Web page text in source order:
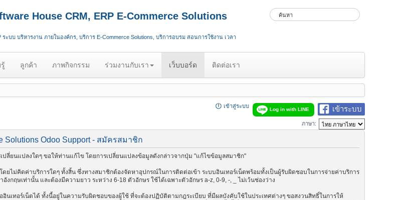
House CRM, ERP E-Commerce Solutions
ะบบ บริหารงาน ภายในองค์กร, บริการ E-Commerce Solutions, บริการอบรม สอนการใช้งาน เวลา
ลูกค้า ภาพกิจกรรม ร่วมงานกับเรา เว็บบอร์ด ติดต่อเรา
เข้าระบบ
Log in with LINE
เข้าสู่ระบบ
ภาษา:
Solutions Odoo Support - สมัครสมาชิก
ลี่ยนแปลงใดๆ ขอให้ท่านแก้ไข โดยการเปลี่ยนแปลงข้อมูลดังกล่าวจากปุ่ม "แก้ไขข้อมูลสมาชิก"
ยไม่คิดค่าบริการใดๆ ทั้งสิ้น ซึ่งทางสมาชิกต้องจัดหาอุปกรณ์ในการติดต่อเข้า ระบบอินเทอร์เน็ตพร้อมทั้งเป็นผู้รับผิดชอบในการจ่ายค่าบริการ
กฤษเท่านั้น และต้องมีความยาว ระหว่าง 6-18 ตัวอักษร ใช้ได้เฉพาะตัวอักษร a-z, 0-9, -, _ ไม่เว้นช่องว่าง
นเทอร์เน็ตได้ ทั้งนี้อยู่ในความรับผิดชอบของผู้ใช้ ที่จะต้องปฏิบัติตามกฎระเบียบ ที่มีผลบังคับใช้ในประเทศต่างๆ ขอสงวนสิทธิ์ในการให้